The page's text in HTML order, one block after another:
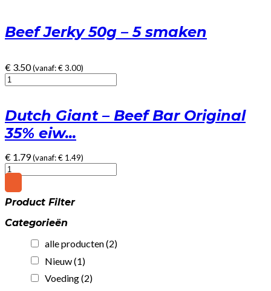
Beef Jerky 50g – 5 smaken
€ 3.50(vanaf:€3.00)
Beef
Jerky
-
5
smaken
Dutch Giant – Beef Bar Original
35% eiw...
€ 1.79(vanaf:€ 1.49)
Dutch
Giant
-
Beef
Original
quantity
Product Filter
Categorieën
alle producten(2)
Nieuw(1)
Voeding(2)